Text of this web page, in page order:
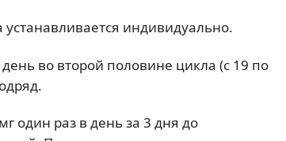
индивидуально.
во второй половине цикла (с 19 по
один раз в день за 3 дня до